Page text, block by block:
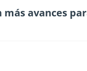
más avances